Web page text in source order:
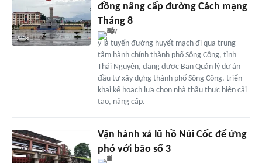
đồng nâng cấp đường Cách mạng
Tháng 8
y là tuyến đường huyết mạch đi qua trung
tâm hành chính thành phố Sông Công, tỉnh
Thái Nguyên, đang được Ban Quản lý dự án
đầu tư xây dựng thành phố Sông Công, triển
khai kế hoạch lựa chọn nhà thầu thực hiện cải
tạo, nâng cấp.
Vận hành xả lũ hồ Núi Cốc để ứng
phó với bão số 3